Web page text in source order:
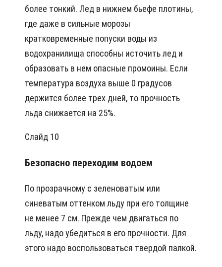
более тонкий. Лед в нижнем бьефе плотины,
где даже в сильные морозы
кратковременные попуски воды из
водохранилища способны источить лед и
образовать в нем опасные промоины. Если
температура воздуха выше 0 градусов
держится более трех дней, то прочность
льда снижается на 25%.
Слайд 10
Безопасно переходим водоем
По прозрачному с зеленоватым или
синеватым оттенком льду при его толщине
не менее 7 см. Прежде чем двигаться по
льду, надо убедиться в его прочности. Для
этого надо воспользоваться твердой палкой.